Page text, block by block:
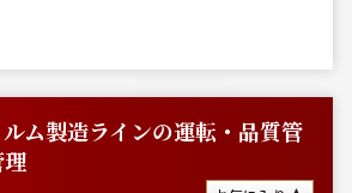
ム製造ラインの運転・品質管